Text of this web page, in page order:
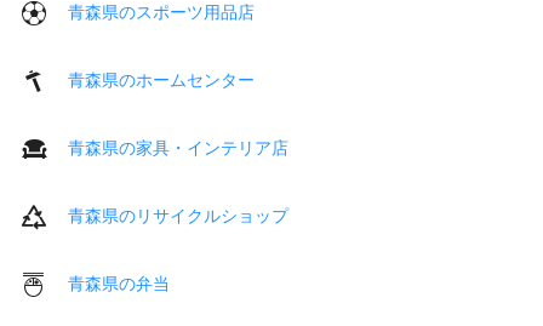
青森県のスポーツ用品店
青森県のホームセンター
青森県の家具・インテリア店
青森県のリサイクルショップ
青森県の弁当